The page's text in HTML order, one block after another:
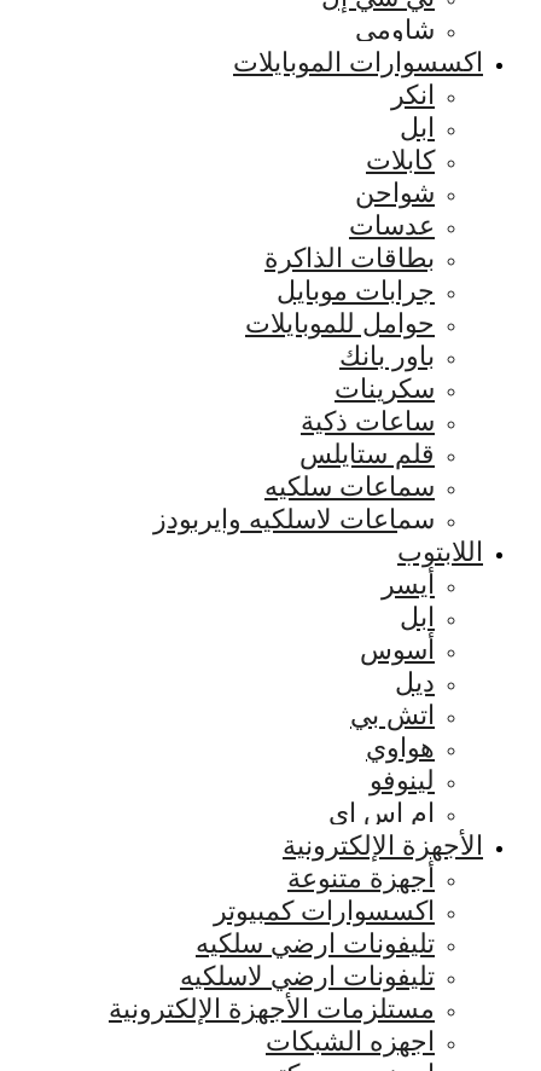
شاومي
اكسسوارات الموبايلات
انكر
ابل
كابلات
شواحن
عدسات
بطاقات الذاكرة
جرابات موبايل
حوامل للموبايلات
باور بانك
سكرينات
ساعات ذكية
قلم ستايلس
سماعات سلكيه
سماعات لاسلكيه وايربودز
اللابتوب
أيسر
ابل
أسوس
ديل
اتش بي
هواوي
لينوفو
ام اس اي
الأجهزة الإلكترونية
أجهزة متنوعة
اكسسوارات كمبيوتر
تليفونات ارضي سلكيه
تليفونات ارضي لاسلكيه
مستلزمات الأجهزة الإلكترونية
اجهزه الشبكات